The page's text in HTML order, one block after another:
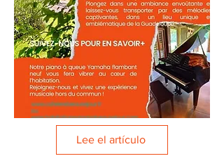
Lee el artículo